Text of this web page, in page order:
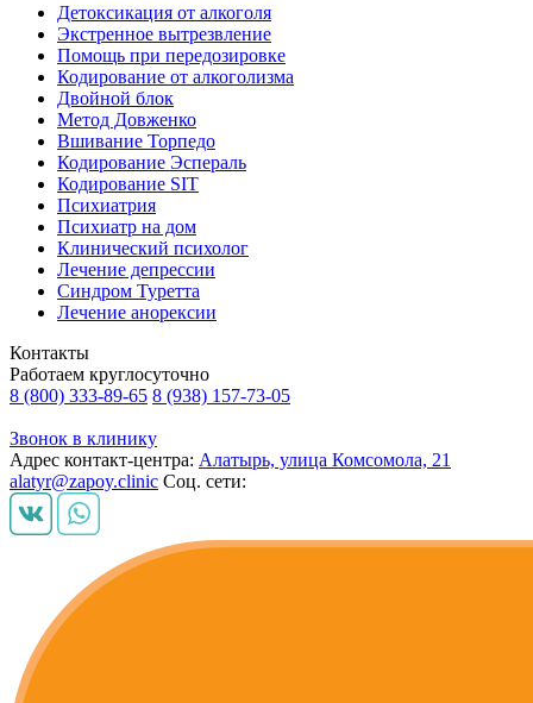
Детоксикация от алкоголя
Экстренное вытрезвление
Помощь при передозировке
Кодирование от алкоголизма
Двойной блок
Метод Довженко
Вшивание Торпедо
Кодирование Эспераль
Кодирование SIT
Психиатрия
Психиатр на дом
Клинический психолог
Лечение депрессии
Синдром Туретта
Лечение анорексии
Контакты
Работаем круглосуточно
8 (800) 333-89-65 8 (938) 157-73-05
Звонок в клинику
Адрес контакт-центра: Алатырь, улица Комсомола, 21
alatyr@zapoy.clinic Соц. сети: